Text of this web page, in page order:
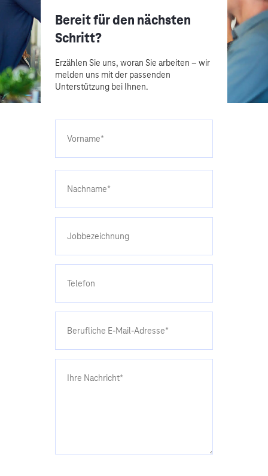
Bereit für den nächsten
Schritt?
Erzählen Sie uns, woran Sie arbeiten – wir
melden uns mit der passenden
Unterstützung bei Ihnen.